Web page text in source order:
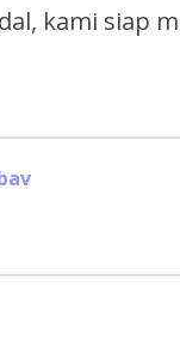
kami siap